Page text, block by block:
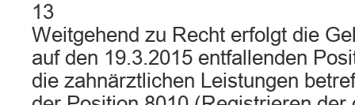
13
Weitgehend zu Recht erfolgt die
auf den 19.3.2015 entfallenden
die zahnärztlichen Leistungen